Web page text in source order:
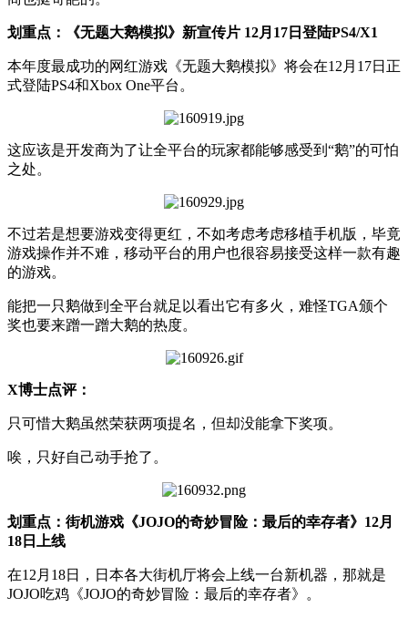
划重点：《无题大鹅模拟》新宣传片 12月17日登陆PS4/X1
本年度最成功的网红游戏《无题大鹅模拟》将会在12月17日正
式登陆PS4和Xbox One平台。
这应该是开发商为了让全平台的玩家都能够感受到“鹅”的可怕
之处。
不过若是想要游戏变得更红，不如考虑考虑移植手机版，毕竟
游戏操作并不难，移动平台的用户也很容易接受这样一款有趣
的游戏。
能把一只鹅做到全平台就足以看出它有多火，难怪TGA颁个
奖也要来蹭一蹭大鹅的热度。
X博士点评：
只可惜大鹅虽然荣获两项提名，但却没能拿下奖项。
唉，只好自己动手抢了。
划重点：街机游戏《JOJO的奇妙冒险：最后的幸存者》12月
18日上线
在12月18日，日本各大街机厅将会上线一台新机器，那就是
JOJO吃鸡《JOJO的奇妙冒险：最后的幸存者》。